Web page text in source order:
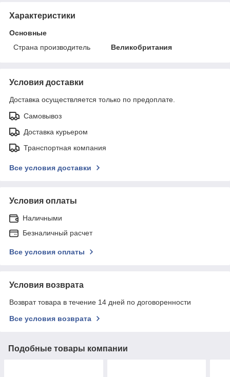
Характеристики
Основные
Страна производитель
Великобритания
Условия доставки
Доставка осуществляется только по предоплате.
Самовывоз
Доставка курьером
Транспортная компания
Все условия доставки
Условия оплаты
Наличными
Безналичный расчет
Все условия оплаты
Условия возврата
Возврат товара в течение 14 дней по договоренности
Все условия возврата
Подобные товары компании